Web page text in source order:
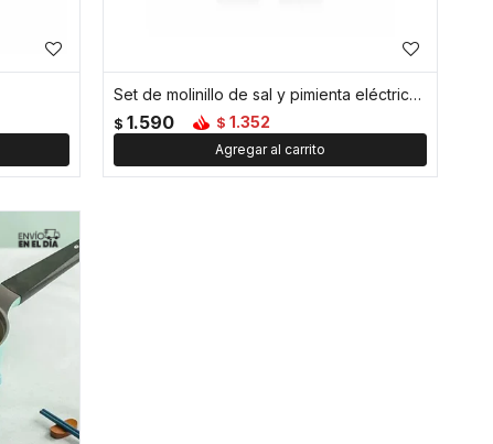
Set de molinillo de sal y pimienta eléctrico - Negro
$ 1.590 $ 1.352